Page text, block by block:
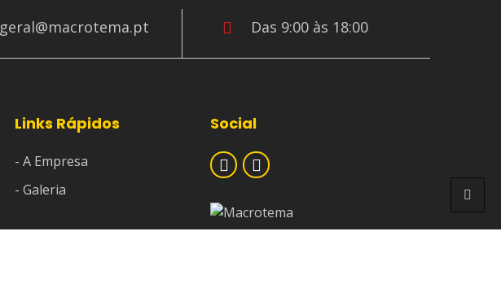
geral@macrotema.pt Das 9:00 às 18:00
Links Rápidos
- A Empresa
- Galeria
Social